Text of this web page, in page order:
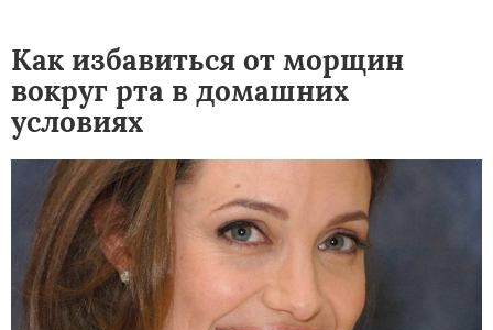
Как избавиться от морщин
вокруг рта в домашних
условиях